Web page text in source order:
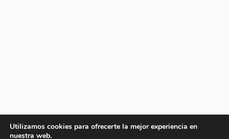
Utilizamos cookies para ofrecerte la mejor experiencia en
nuestra web.